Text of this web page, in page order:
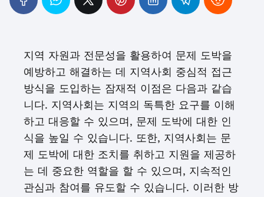
지역 자원과 전문성을 활용하여 문제 도박을
예방하고 해결하는 데 지역사회 중심적 접근
방식을 도입하는 잠재적 이점은 다음과 같습
니다. 지역사회는 지역의 독특한 요구를 이해
하고 대응할 수 있으며, 문제 도박에 대한 인
식을 높일 수 있습니다. 또한, 지역사회는 문
제 도박에 대한 조치를 취하고 지원을 제공하
는 데 중요한 역할을 할 수 있으며, 지속적인
관심과 참여를 유도할 수 있습니다. 이러한 방